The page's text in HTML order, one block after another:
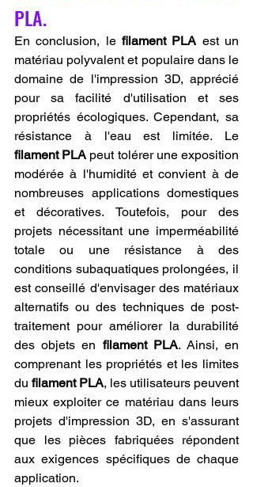
PLA.
En conclusion, le filament PLA est un
matériau polyvalent et populaire dans le
domaine de l'impression 3D, apprécié
pour sa facilité d'utilisation et ses
propriétés écologiques. Cependant, sa
filament PLA peut tolérer une exposition
modérée à l'humidité et convient à de
nombreuses applications domestiques
et décoratives. Toutefois, pour des
projets nécessitant une imperméabilité
totale ou une résistance à des
conditions subaquatiques prolongées, il
est conseillé d'envisager des matériaux
alternatifs ou des techniques de post-
traitement pour améliorer la durabilité
des objets en filament PLA. Ainsi, en
comprenant les propriétés et les limites
du filament PLA, les utilisateurs peuvent
mieux exploiter ce matériau dans leurs
projets d'impression 3D, en s'assurant
que les pièces fabriquées répondent
aux exigences spécifiques de chaque
application.